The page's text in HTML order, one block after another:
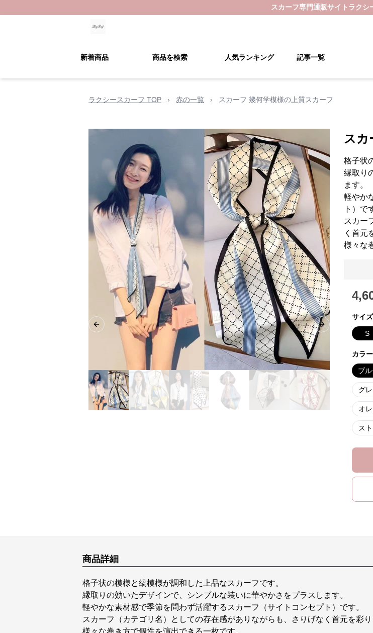
スカーフ専門通販サイト ラクシ
新着商品 商品を検索 人気ランキング 記事一覧
ラクシースカーフ TOP › 赤の一覧 › スカーフ 幾何学模様の上質スカーフ
Previous slide Next slide
スカ
格子状
縁取り
ます。
軽やか
ト）で
スカー
く首元
様々な
サイズ
S
カラー
ブ
グ
オ
ス
商品詳細
格子状の模様と縞模様が調和した上品なスカーフです。
縁取りの効いたデザインで、シンプルな装いに華やかさをプラスします。
軽やかな素材感で季節を問わず活躍するスカーフ（サイトコンセプト）です。
スカーフ（カテゴリ名）としての存在感がありながらも、さりげなく首元を彩り
様々な巻き方で個性を演出できる一枚です。